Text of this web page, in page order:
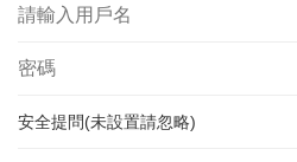
安全提問(未設置請忽略)